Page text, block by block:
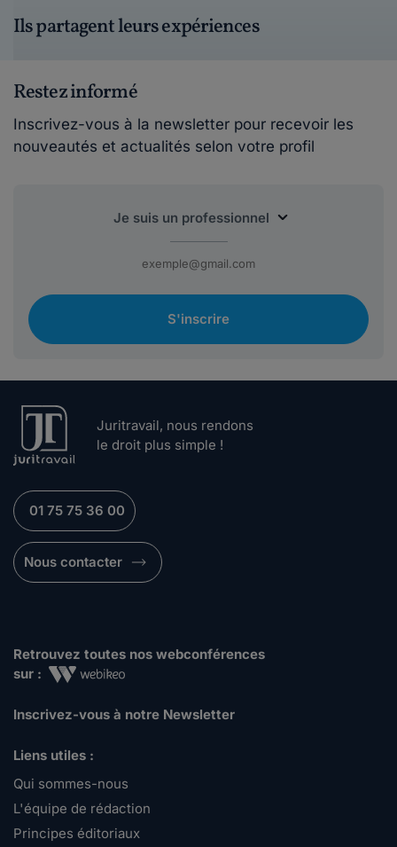
Ils partagent leurs expériences
Restez informé
Inscrivez-vous à la newsletter pour recevoir les
nouveautés et actualités selon votre profil
S'inscrire
Juritravail, nous rendons
le droit plus simple !
01 75 75 36 00
Nous contacter
Retrouvez toutes nos webconférences
sur :
Inscrivez-vous à notre Newsletter
Liens utiles :
Qui sommes-nous
L'équipe de rédaction
Principes éditoriaux